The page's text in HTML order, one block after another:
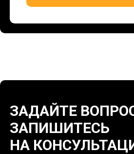
ЗАДАЙТЕ
ЗАПИШИТЕСЬ
НА